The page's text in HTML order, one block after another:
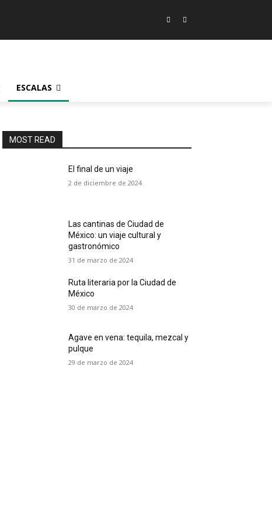
ESCALAS
MOST READ
El final de un viaje
2 de diciembre de 2024
Las cantinas de Ciudad de
México: un viaje cultural y
gastronómico
31 de marzo de 2024
Ruta literaria por la Ciudad de
México
30 de marzo de 2024
Agave en vena: tequila, mezcal y
pulque
29 de marzo de 2024